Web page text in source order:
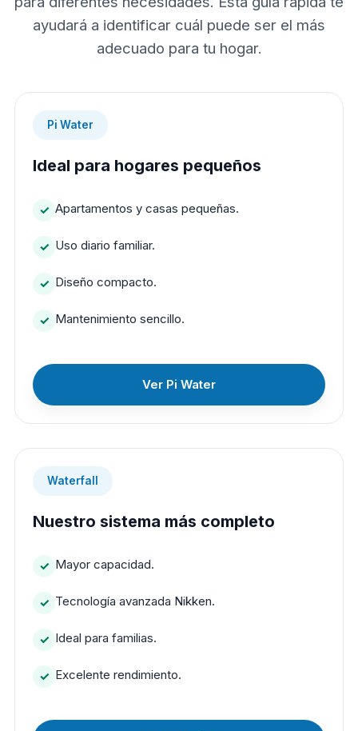
ayudará a identificar cuál puede ser el más
adecuado para tu hogar.
Pi Water
Ideal para hogares pequeños
Apartamentos y casas pequeñas.
Uso diario familiar.
Diseño compacto.
Mantenimiento sencillo.
Ver Pi Water
Waterfall
Nuestro sistema más completo
Mayor capacidad.
Tecnología avanzada Nikken.
Ideal para familias.
Excelente rendimiento.